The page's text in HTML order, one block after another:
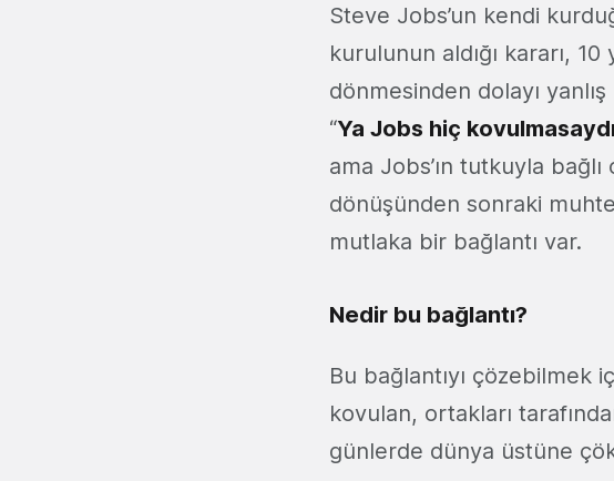
Steve Jobs’un kendi
kurulunun aldığı kararı,
dönmesinden dolayı
“Ya Jobs hiç
ama Jobs’ın tutkuyla
dönüşünden sonraki
mutlaka bir bağlantı var.
Nedir bu bağlantı?
Bu bağlantıyı çözebilmek
kovulan, ortakları
günlerde dünya üstüne